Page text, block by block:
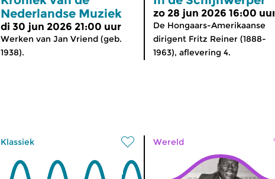
Nederlandse Muziek
di 30 jun 2026 21:00 uur
Werken van Jan Vriend (geb.
1938).
zo 28 jun 2026 16:00
De Hongaars-Amerikaanse
dirigent Fritz Reiner (1888-
1963), aflevering 4.
Klassiek Wereld